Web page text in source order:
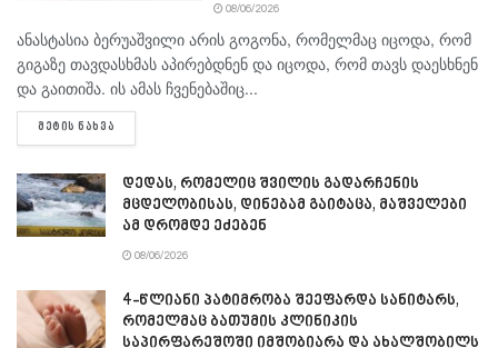
08/06/2026
ანასტასია ბერუაშვილი არის გოგონა, რომელმაც იცოდა, რომ
გიგაზე თავდასხმას აპირებდნენ და იცოდა, რომ თავს დაესხნენ
და გაითიშა. ის ამას ჩვენებაშიც...
ᲛᲔᲢᲘᲡ ᲜᲐᲮᲕᲐ
დედას, რომელიც შვილის გადარჩენის
მცდელობისას, დინებამ გაიტაცა, მაშველები
ამ დრომდე ეძებენ
08/06/2026
4-წლიანი პატიმრობა შეეფარდა სანიტარს,
რომელმაც ბათუმის კლინიკის
საპირფარეშოში იმშობიარა და ახალშობილს